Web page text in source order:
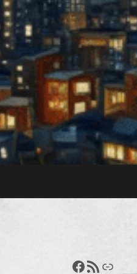
Francisco Pérez
Feed RSSEnlace